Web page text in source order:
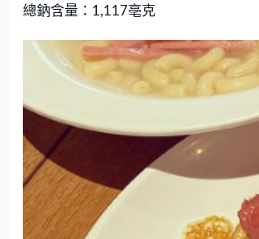
總鈉含量：1,117亳克